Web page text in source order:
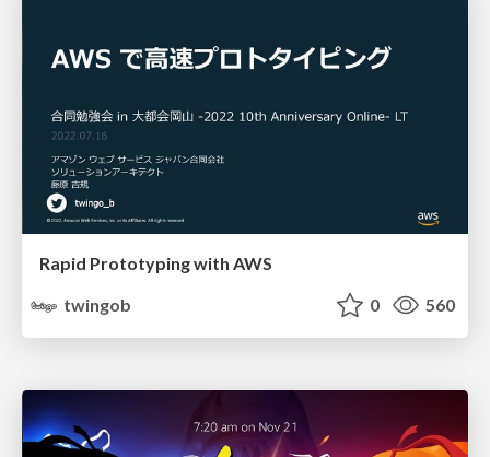
Rapid Prototyping with AWS
twingob
0 560